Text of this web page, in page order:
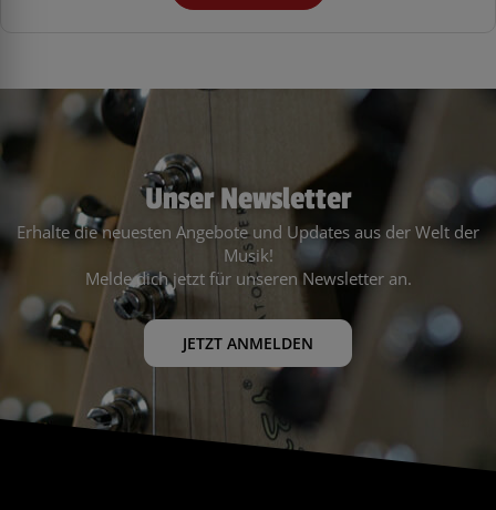
Unser Newsletter
Erhalte die neuesten Angebote und Updates aus der Welt der
Musik!
Melde dich jetzt für unseren Newsletter an.
JETZT ANMELDEN